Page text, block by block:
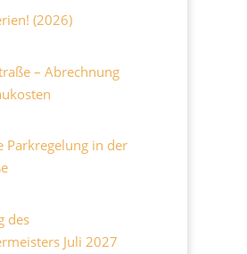
(2026)
– Abrechnung
Parkregelung in der
des
Juli 2027